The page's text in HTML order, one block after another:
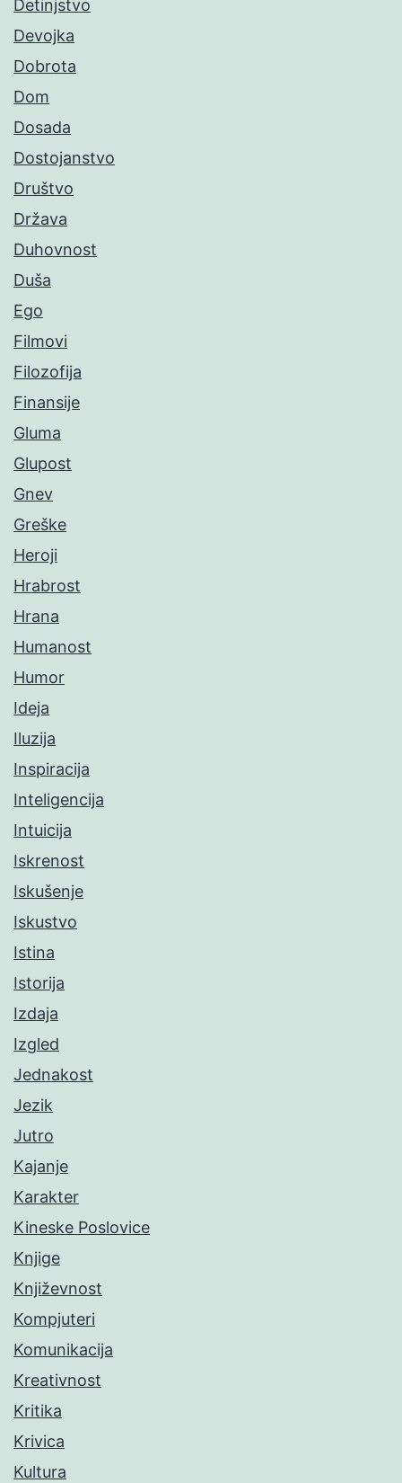
Detinjstvo
Devojka
Dobrota
Dom
Dosada
Dostojanstvo
Društvo
Država
Duhovnost
Duša
Ego
Filmovi
Filozofija
Finansije
Gluma
Glupost
Gnev
Greške
Heroji
Hrabrost
Hrana
Humanost
Humor
Ideja
Iluzija
Inspiracija
Inteligencija
Intuicija
Iskrenost
Iskušenje
Iskustvo
Istina
Istorija
Izdaja
Izgled
Jednakost
Jezik
Jutro
Kajanje
Karakter
Kineske Poslovice
Knjige
Književnost
Kompjuteri
Komunikacija
Kreativnost
Kritika
Krivica
Kultura